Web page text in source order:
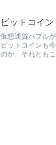
ビットコイン
仮想通貨バブル
ビットコインも今は
のか、それとも